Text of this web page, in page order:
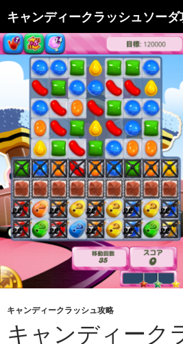
キャンディークラッシュソー
索
ン
テ
ス
キ
ッ
プ
キャンディークラッシュ攻略
キャンディーク